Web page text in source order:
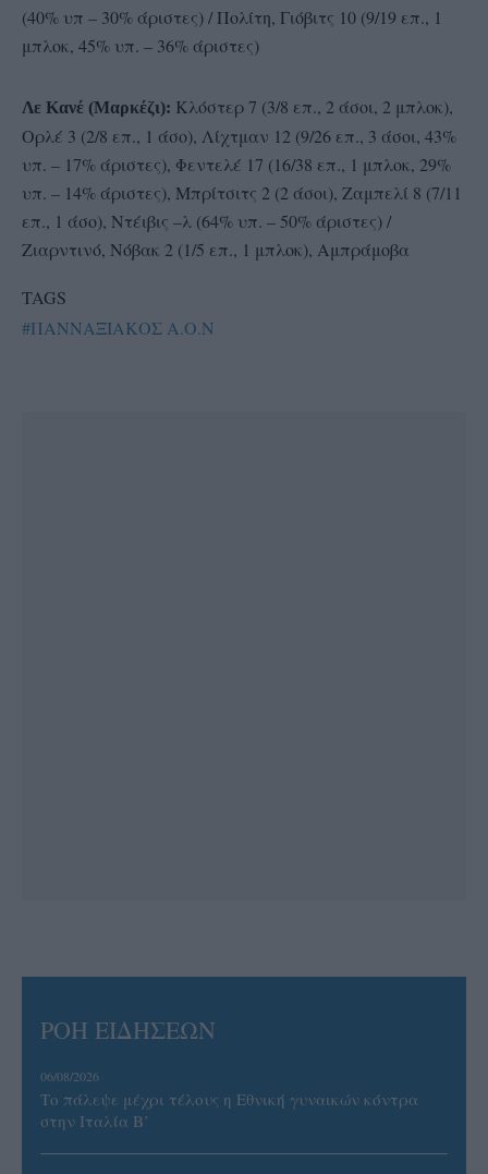
(40% υπ – 30% άριστες) / Πολίτη, Γιόβιτς 10 (9/19 επ., 1
μπλοκ, 45% υπ. – 36% άριστες)
Λε Κανέ (Μαρκέζι): Κλόστερ 7 (3/8 επ., 2 άσοι, 2 μπλοκ),
Ορλέ 3 (2/8 επ., 1 άσο), Λίχτμαν 12 (9/26 επ., 3 άσοι, 43%
υπ. – 17% άριστες), Φεντελέ 17 (16/38 επ., 1 μπλοκ, 29%
υπ. – 14% άριστες), Μπρίτσιτς 2 (2 άσοι), Ζαμπελί 8 (7/11
επ., 1 άσο), Ντέιβις –λ (64% υπ. – 50% άριστες) /
Ζιαρντινό, Νόβακ 2 (1/5 επ., 1 μπλοκ), Αμπράμοβα
TAGS
#ΠΑΝΝΑΞΙΑΚΟΣ Α.Ο.Ν
ΡΟΗ ΕΙΔΗΣΕΩΝ
06/08/2026
Το πάλεψε μέχρι τέλους η Εθνική γυναικών κόντρα
στην Ιταλία Β’